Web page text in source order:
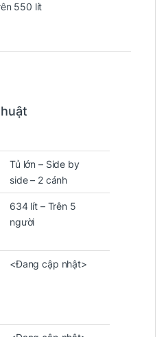
550 lít
Tủ lớn – Side by
side – 2 cánh
634 lít – Trên 5
người
<Đang cập nhật>